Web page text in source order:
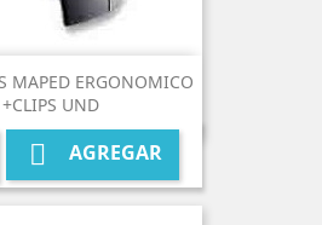
MAPED ERGONOMICO
+CLIPS UND
 AGREGAR